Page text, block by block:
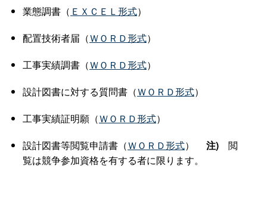
業態調書（ ＥＸＣＥＬ形式）
配置技術者届（ＷＯＲＤ形式）
工事実績調書（ＷＯＲＤ形式）
設計図書に対する質問書（ＷＯＲＤ形式）
工事実績証明願（ＷＯＲＤ形式）
設計図書等閲覧申請書（ＷＯＲＤ形式） 注) 閲
覧は競争参加資格を有する者に限ります。